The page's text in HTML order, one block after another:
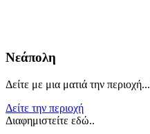
Νεάπολη
Δείτε με μια ματιά την περιοχή...
Δείτε την περιοχή
Διαφημιστείτε εδώ..